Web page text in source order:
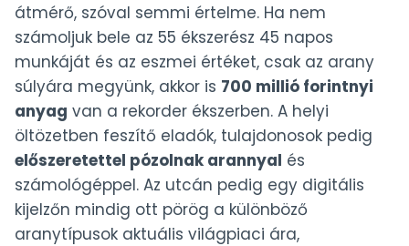
átmérő, szóval semmi értelme. Ha nem
számoljuk bele az 55 ékszerész 45 napos
munkáját és az eszmei értéket, csak az arany
súlyára megyünk, akkor is 700 millió forintnyi
anyag van a rekorder ékszerben. A helyi
öltözetben feszítő eladók, tulajdonosok pedig
előszeretettel pózolnak arannyal és
számológéppel. Az utcán pedig egy digitális
kijelzőn mindig ott pörög a különböző
aranytípusok aktuális világpiaci ára,